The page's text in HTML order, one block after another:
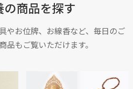
の商品を探す
やお位牌、お線香など、毎日のご
品もご覧いただけます。